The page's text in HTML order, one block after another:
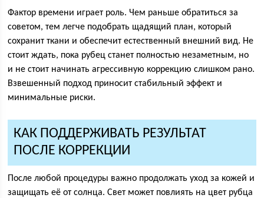
Фактор времени играет роль. Чем раньше обратиться за
советом, тем легче подобрать щадящий план, который
сохранит ткани и обеспечит естественный внешний вид. Не
стоит ждать, пока рубец станет полностью незаметным, но
и не стоит начинать агрессивную коррекцию слишком рано.
Взвешенный подход приносит стабильный эффект и
минимальные риски.
КАК ПОДДЕРЖИВАТЬ РЕЗУЛЬТАТ
ПОСЛЕ КОРРЕКЦИИ
После любой процедуры важно продолжать уход за кожей и
защищать её от солнца. Свет может повлиять на цвет рубца